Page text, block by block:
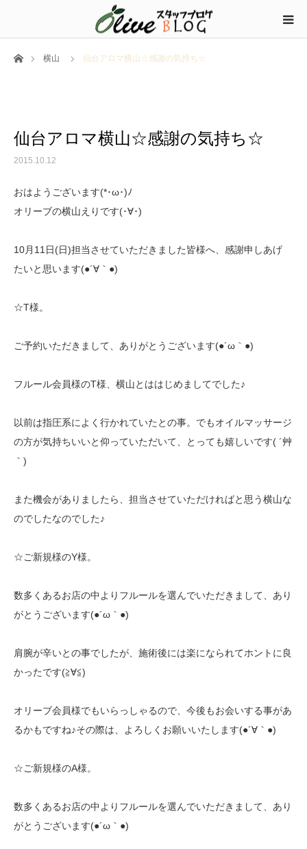
ホーム横山 仙台アロマ横山☆感謝の気持ち☆
仙台アロマ横山☆感謝の気持ち☆
2015.10.12
おはようございます(*･ω･)ﾉ
オリーブの横山えりです(･∀･)
10月11日(日)担当させていただきました皆様へ、感謝申しあげ
たいと思います(●´∀｀●)
☆T様。
ご予約いただきまして、ありがとうございます(●´ω｀●)
フルール会員様のT様、横山とははじめましてでした♪
以前は指圧系によく行かれていたとの事。でもオイルマッサージ
の方が気持ちいいと仰っていただいて、とっても嬉しいです( ´艸
｀)
また機会がありましたら、担当させていただければと思う横山な
のでしたなのでした♪
☆ご新規様のY様。
数多くあるお店の中よりフルールを選んでいただきまして、あり
がとうございます(●´ω｀●)
肩腕が辛いとの事でしたが、施術後には楽になられてホントに良
かったです(≧∀≦)
オリーブ会員様でもいらっしゃるので、今後もお会いする事があ
るかもですね♪その際は、よろしくお願いいたします(●´∀｀●)
☆ご新規様のA様。
数多くあるお店の中よりフルールを選んでいただきまして、あり
がとうございます(●´ω｀●)